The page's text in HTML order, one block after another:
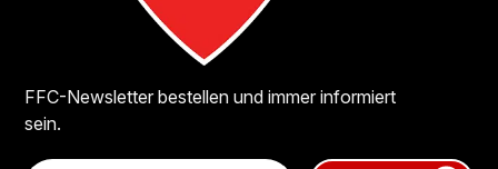
FFC-Newsletter bestellen und immer informiert
sein.